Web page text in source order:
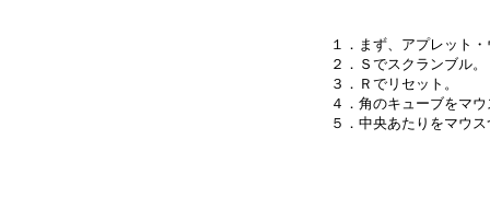
１．まず、アプレット
２．Ｓでスクランブル。
３．Ｒでリセット。
４．角のキューブをマ